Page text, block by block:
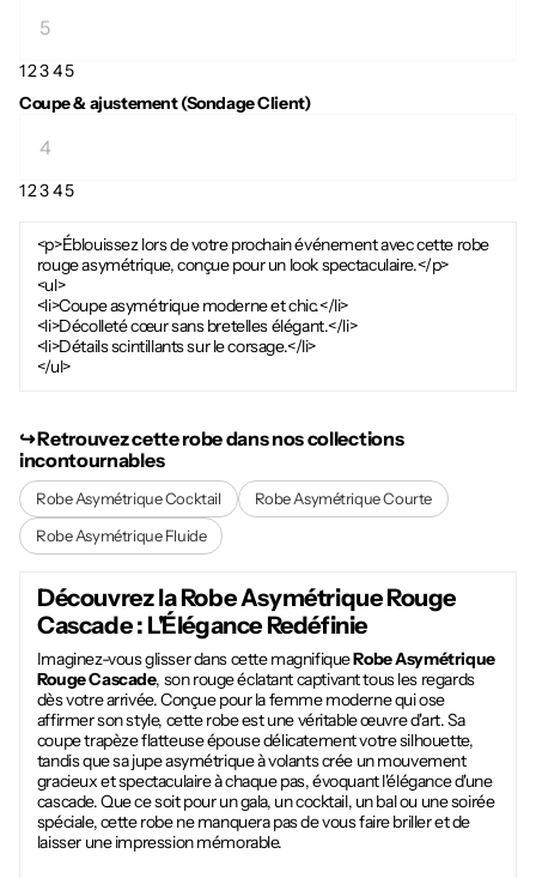
12345
Coupe & ajustement (Sondage Client)
12345
<p>Éblouissez lors de votre prochain événement avec cette robe
rouge asymétrique, conçue pour un look spectaculaire.</p>
<ul>
<li>Coupe asymétrique moderne et chic.</li>
<li>Décolleté cœur sans bretelles élégant.</li>
<li>Détails scintillants sur le corsage.</li>
</ul>
↪︎ Retrouvez cette robe dans nos collections
incontournables
Robe Asymétrique Cocktail
Robe Asymétrique Courte
Robe Asymétrique Fluide
Découvrez laRobe Asymétrique Rouge
Cascade: L'Élégance Redéfinie
Imaginez-vous glisser dans cette magnifiqueRobe Asymétrique
Rouge Cascade, son rouge éclatant captivant tous les regards
dès votre arrivée. Conçue pour la femme moderne qui ose
affirmer son style, cette robe est une véritable œuvre d'art. Sa
coupe trapèze flatteuse épouse délicatement votre silhouette,
tandis que sa jupe asymétrique à volants crée un mouvement
gracieux et spectaculaire à chaque pas, évoquant l'élégance d'une
cascade. Que ce soit pour un gala, un cocktail, un bal ou une soirée
spéciale, cette robe ne manquera pas de vous faire briller et de
laisser une impression mémorable.